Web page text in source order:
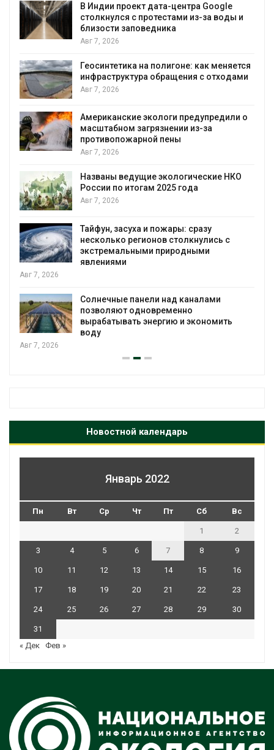
В Индии проект дата-центра Google
столкнулся с протестами из-за воды и
близости заповедника
Авг 7, 2026
Геосинтетика на полигоне: как меняется
инфраструктура обращения с отходами
Авг 7, 2026
Американские экологи предупредили о
масштабном загрязнении из-за
противопожарной пены
Авг 7, 2026
Названы ведущие экологические НКО
России по итогам 2025 года
Авг 7, 2026
Тайфун, засуха и пожары: сразу
несколько регионов столкнулись с
экстремальными природными
явлениями
Авг 7, 2026
Солнечные панели над каналами
позволяют одновременно
вырабатывать энергию и экономить
воду
Авг 7, 2026
Новостной календарь
Январь 2022
Пн Вт Ср Чт Пт Сб Вс
1 2
3 4 5 6 7 8 9
10 11 12 13 14 15 16
17 18 19 20 21 22 23
24 25 26 27 28 29 30
31
« Дек Фев »